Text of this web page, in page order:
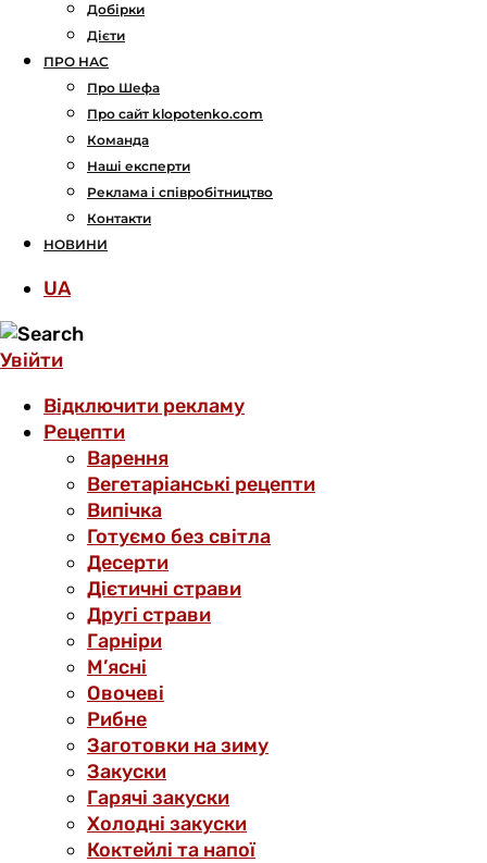
Добірки
Дієти
ПРО НАС
Про Шефа
Про сайт klopotenko.com
Команда
Наші експерти
Реклама і співробітництво
Контакти
НОВИНИ
UA
Увійти
Відключити рекламу
Рецепти
Варення
Вегетаріанські рецепти
Випічка
Готуємо без світла
Десерти
Дієтичні страви
Другі страви
Гарніри
М’ясні
Овочеві
Рибне
Заготовки на зиму
Закуски
Гарячі закуски
Холодні закуски
Коктейлі та напої